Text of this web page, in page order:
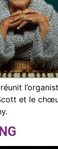
et le